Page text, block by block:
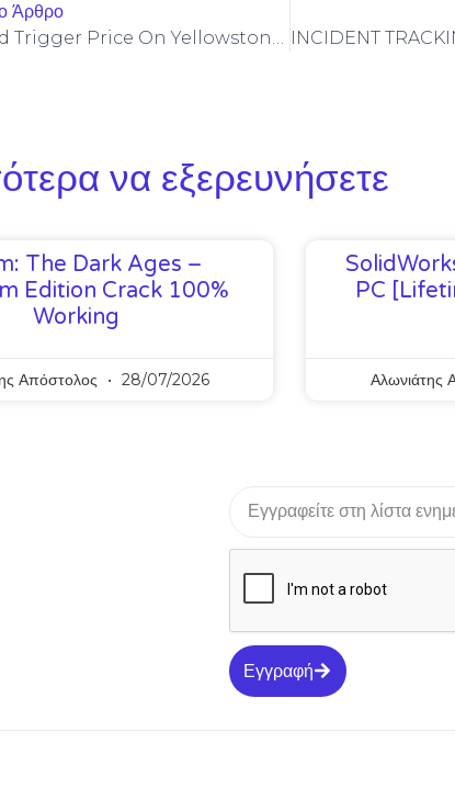
Άρθρο
Stop Invalid Trigger Price On Yellowstone-Vixen – Simple Fix
να εξερευνήσετε
The Dark Ages –
Edition Crack 100%
Working
Απόστολος 28/07/2026
PC
Αλωνιάτης
Εγγραφή